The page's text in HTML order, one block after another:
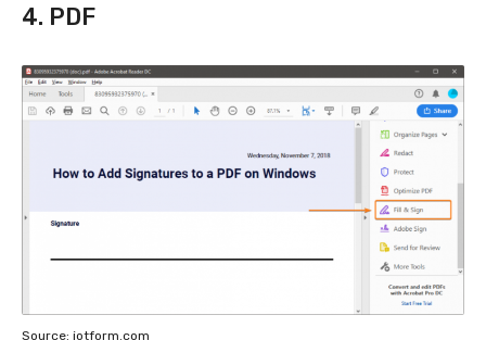
4. PDF
Source: jotform.com